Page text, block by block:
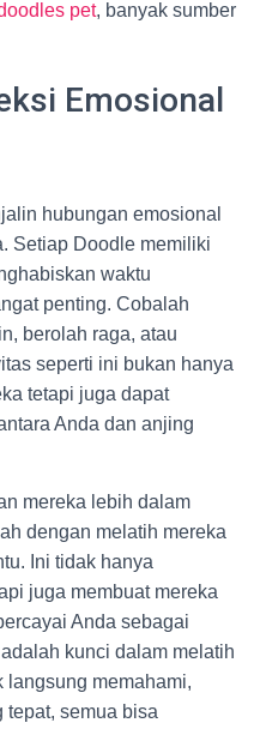
pet, banyak sumber
Emosional
hubungan emosional
Setiap Doodle memiliki
waktu
penting. Cobalah
berolah raga, atau
seperti ini bukan hanya
tetapi juga dapat
Anda dan anjing
mereka lebih dalam
dengan melatih mereka
Ini tidak hanya
juga membuat mereka
Anda sebagai
kunci dalam melatih
langsung memahami,
tepat, semua bisa